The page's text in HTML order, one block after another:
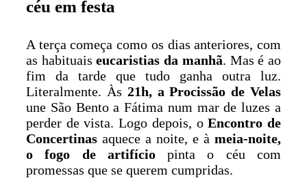
céu em festa
A terça começa como os dias anteriores, com
as habituaiseucaristias da manhã. Mas é ao
fim da tarde que tudo ganha outra luz.
Literalmente. Às 21h, a Procissão de Velas
une São Bento a Fátima num mar de luzes a
perder de vista. Logo depois, oEncontro de
Concertinas aquece a noite, e à meia-noite,
o fogo de artifíciopinta o céu com
promessas que se querem cumpridas.